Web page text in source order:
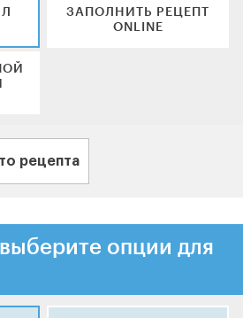
ЗАПОЛНИТЬ РЕЦЕПТ
ONLINE
рецепта
опции для